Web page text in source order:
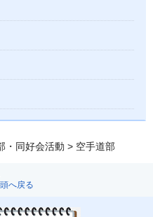
・同好会活動 > 空手道部
へ戻る